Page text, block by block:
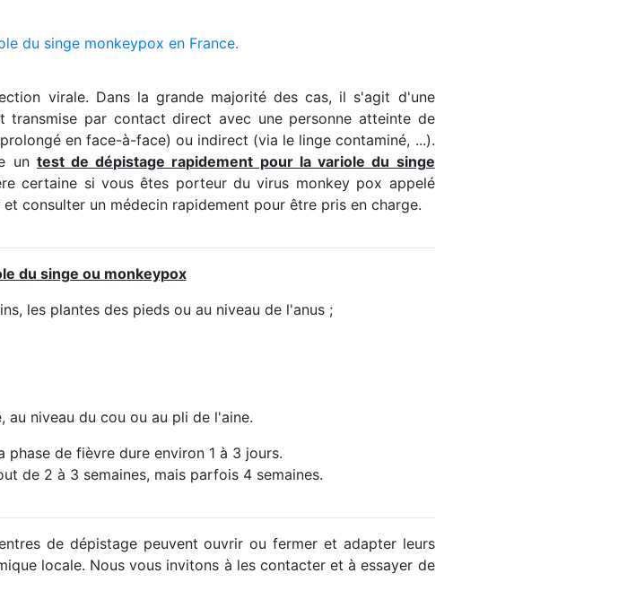
du singe monkeypox en France.
virale. Dans la grande majorité des cas, il s'agit d'une
transmise par contact direct avec une personne atteinte de
en face-à-face) ou indirect (via le linge contaminé, ...).
un test de dépistage rapidement pour la variole du singe
certaine si vous êtes porteur du virus monkey pox appelé
consulter un médecin rapidement pour être pris en charge.
du singe ou monkeypox
les plantes des pieds ou au niveau de l'anus ;
au niveau du cou ou au pli de l'aine.
phase de fièvre dure environ 1 à 3 jours.
de 2 à 3 semaines, mais parfois 4 semaines.
de dépistage peuvent ouvrir ou fermer et adapter leurs
locale. Nous vous invitons à les contacter et à essayer de